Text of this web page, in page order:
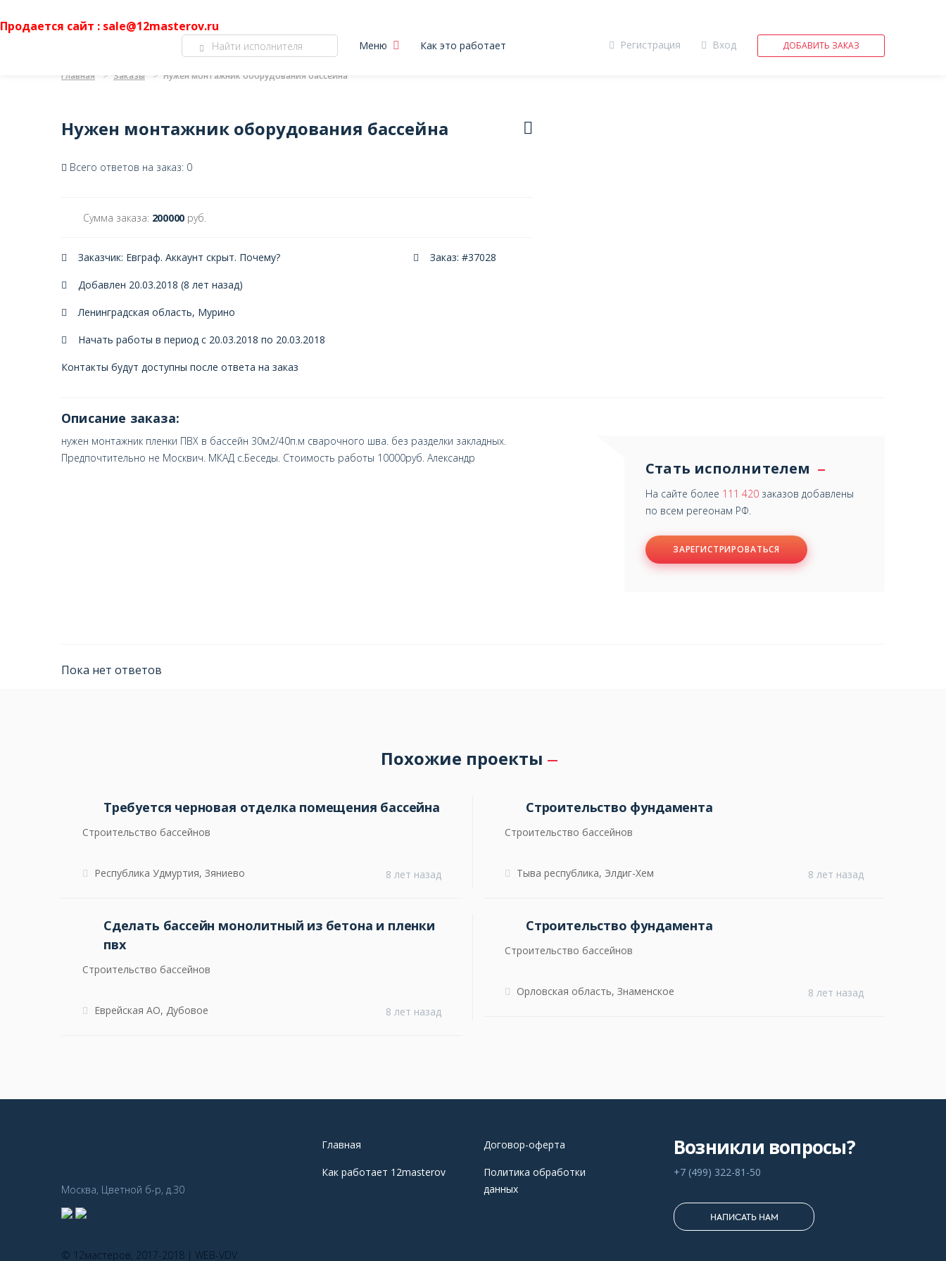
Продается сайт : sale@12masterov.ru
Регистрация Вход ДОБАВИТЬ ЗАКАЗ
Меню Как это работает
Главная Заказы Нужен монтажник оборудования бассейна
Нужен монтажник оборудования бассейна
Всего ответов на заказ: 0
Сумма заказа: 200000 руб.
Заказ: #37028
Заказчик: Евграф. Аккаунт скрыт. Почему?
Добавлен 20.03.2018 (8 лет назад)
Ленинградская область, Мурино
Начать работы в период с 20.03.2018 по 20.03.2018
Контакты будут доступны после ответа на заказ
Описание заказа:
нужен монтажник пленки ПВХ в бассейн 30м2/40п.м сварочного шва. без разделки закладных.
Предпочтительно не Москвич. МКАД с.Беседы. Стоимость работы 10000руб. Александр
Стать исполнителем
На сайте более 111 420 заказов добавлены
по всем регеонам РФ.
ЗАРЕГИСТРИРОВАТЬСЯ
Пока нет ответов
Похожие проекты
Требуется черновая отделка помещения бассейна
Строительство бассейнов
8 лет назад
Республика Удмуртия, Зяниево
Сделать бассейн монолитный из бетона и пленки
пвх
Строительство бассейнов
8 лет назад
Еврейская АО, Дубовое
Строительство фундамента
Строительство бассейнов
8 лет назад
Тыва республика, Элдиг-Хем
Строительство фундамента
Строительство бассейнов
8 лет назад
Орловская область, Знаменское
Москва, Цветной б-р, д.30
© 12мастеров, 2017-2018 | WEB-VDV
Главная Договор-оферта
Как работает 12masterov
Политика обработки
данных
Возникли вопросы?
+7 (499) 322-81-50
НАПИСАТЬ НАМ